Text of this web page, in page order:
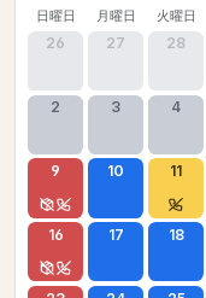
日曜日 月曜日 火曜日
26 27 28
2 3 4
9 10 11
16 17 18